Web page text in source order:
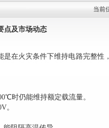
当前
点及市场动态
在火灾条件下维持电路完整性
时仍能维持额定载流量‌。
。